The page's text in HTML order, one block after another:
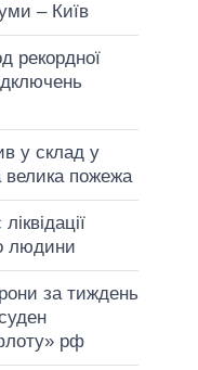
– Київ
рекордної
у склад у
велика пожежа
людини
за тиждень
рф